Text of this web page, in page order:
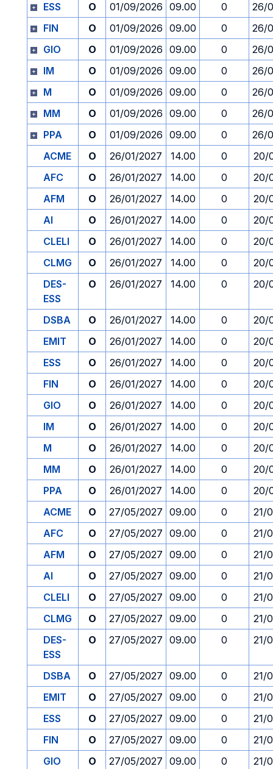
ESS
O 01/09/2026 09.00 0
26/
FIN
O 01/09/2026 09.00 0
26/
GIO
O 01/09/2026 09.00 0
26/
IM
O 01/09/2026 09.00 0
26/
M
O 01/09/2026 09.00 0
26/
MM
O 01/09/2026 09.00 0
26/
PPA
O 01/09/2026 09.00 0
26/
ACME
O 26/01/2027 14.00 0
20/
AFC
O 26/01/2027 14.00 0
20/
AFM
O 26/01/2027 14.00 0
20/
AI
O 26/01/2027 14.00 0
20/
CLELI
O 26/01/2027 14.00 0
20/
CLMG
O 26/01/2027 14.00 0
20/
DES-
ESS
O 26/01/2027 14.00 0 20/
DSBA O 26/01/2027 14.00 0
20/
EMIT
O 26/01/2027 14.00 0
20/
ESS
O 26/01/2027 14.00 0
20/
FIN
O 26/01/2027 14.00 0
20/
GIO
O 26/01/2027 14.00 0
20/
IM
O 26/01/2027 14.00 0
20/
M
O 26/01/2027 14.00 0
20/
MM
O 26/01/2027 14.00 0
20/
PPA
O 26/01/2027 14.00 0
20/
ACME
O 27/05/2027 09.00 0
21/
AFC
O 27/05/2027 09.00 0
21/
AFM
O 27/05/2027 09.00 0
21/
AI
O 27/05/2027 09.00 0
21/
CLELI
O 27/05/2027 09.00 0
21/
CLMG
O 27/05/2027 09.00 0
21/
DES-
ESS
O 27/05/2027 09.00 0 21/
DSBA O 27/05/2027 09.00 0
21/
EMIT
O 27/05/2027 09.00 0
21/
ESS
O 27/05/2027 09.00 0
21/
FIN
O 27/05/2027 09.00 0
21/
GIO
O 27/05/2027 09.00 0
21/